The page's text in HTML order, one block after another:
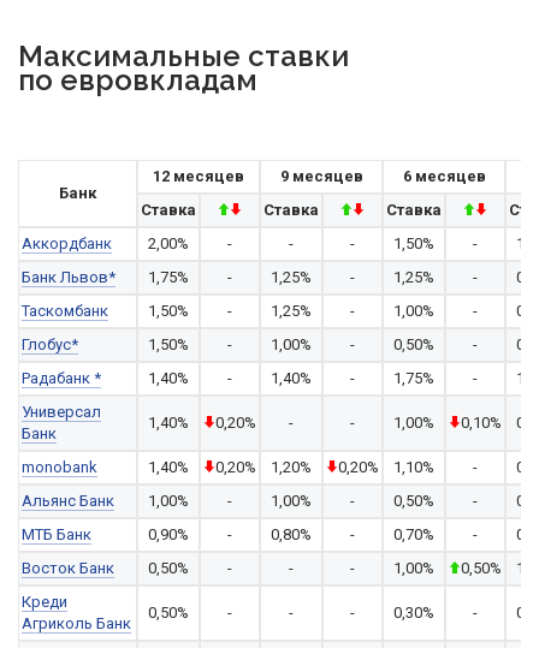
Максимальные ставки
по евровкладам
Банк
12 месяцев 9 месяцев 6 месяцев
Ставка
Ставка Ставка
Аккордбанк
2,00% - - - 1,50% -
Банк Львов*
1,75% - 1,25% - 1,25% -
Таскомбанк
1,50% - 1,25% - 1,00% -
Глобус*
1,50% - 1,00% - 0,50% -
Радабанк *
1,40% - 1,40% - 1,75% -
Универсал
Банк
1,40% 0,20% - - 1,00% 0,10%
monobank 1,40% 0,20% 1,20% 0,20% 1,10% -
Альянс Банк
1,00% - 1,00% - 0,50% -
МТБ Банк
0,90% - 0,80% - 0,70% -
Восток Банк
0,50% - - - 1,00% 0,50%
Креди
Агриколь Банк
0,50% - - - 0,30% -